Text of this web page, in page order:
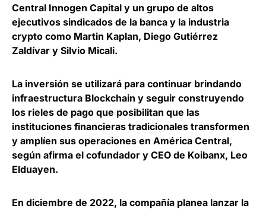
Central Innogen Capital y un grupo de altos
ejecutivos sindicados de la banca y la industria
crypto como Martin Kaplan, Diego Gutiérrez
Zaldívar y Silvio Micali.
La inversión se utilizará para continuar brindando
infraestructura Blockchain y seguir construyendo
los rieles de pago que posibilitan que las
instituciones financieras tradicionales transformen
y amplíen sus operaciones en América Central,
según afirma el cofundador y CEO de Koibanx, Leo
Elduayen.
En diciembre de 2022, la compañía planea lanzar la